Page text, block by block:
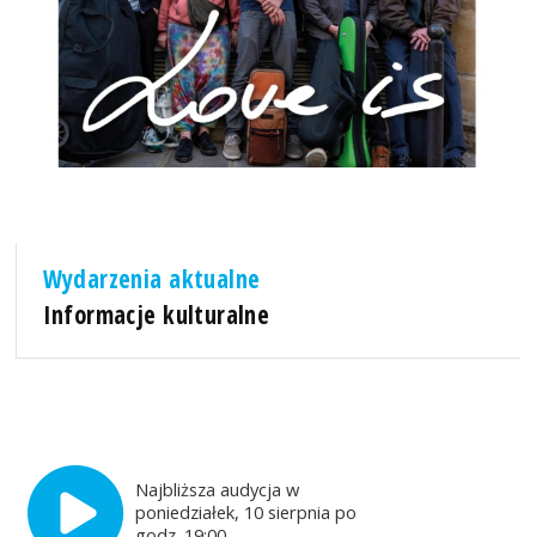
Wydarzenia aktualne
Informacje kulturalne
Najbliższa audycja w
poniedziałek, 10 sierpnia po